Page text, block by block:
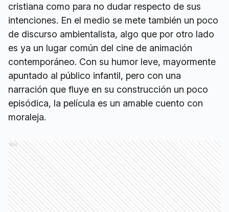
cristiana como para no dudar respecto de sus
intenciones. En el medio se mete también un poco
de discurso ambientalista, algo que por otro lado
es ya un lugar común del cine de animación
contemporáneo. Con su humor leve, mayormente
apuntado al público infantil, pero con una
narración que fluye en su construcción un poco
episódica, la película es un amable cuento con
moraleja.
Ads